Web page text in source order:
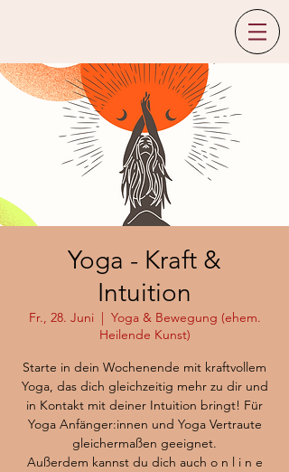
Yoga - Kraft &
Intuition
Fr., 28. Juni
  |
Yoga & Bewegung (ehem.
Heilende Kunst)
Starte in dein Wochenende mit kraftvollem
Yoga, das dich gleichzeitig mehr zu dir und
in Kontakt mit deiner Intuition bringt! Für
Yoga Anfänger:innen und Yoga Vertraute
gleichermaßen geeignet.
Außerdem kannst du dich auch o n l i n e